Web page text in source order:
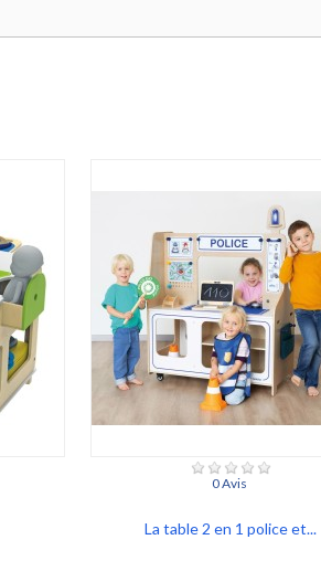
0 Avis
La table 2 en 1 police et...